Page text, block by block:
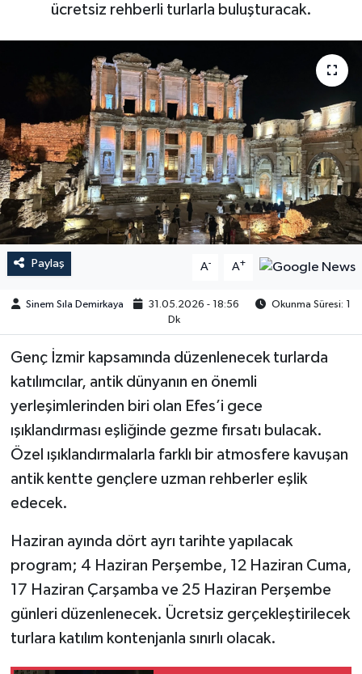
ücretsiz rehberli turlarla buluşturacak.
Paylaş A- A+
Sinem Sıla Demirkaya 31.05.2026 - 18:56
Okunma Süresi: 1
Dk
Genç İzmir kapsamında düzenlenecek turlarda
katılımcılar, antik dünyanın en önemli
yerleşimlerinden biri olan Efes’i gece
ışıklandırması eşliğinde gezme fırsatı bulacak.
Özel ışıklandırmalarla farklı bir atmosfere kavuşan
antik kentte gençlere uzman rehberler eşlik
edecek.
Haziran ayında dört ayrı tarihte yapılacak
program; 4 Haziran Perşembe, 12 Haziran Cuma,
17 Haziran Çarşamba ve 25 Haziran Perşembe
günleri düzenlenecek. Ücretsiz gerçekleştirilecek
turlara katılım kontenjanla sınırlı olacak.